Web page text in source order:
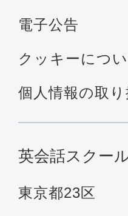
電子公告
クッキーにつ
個人情報の取
英会話スクー
東京都23区